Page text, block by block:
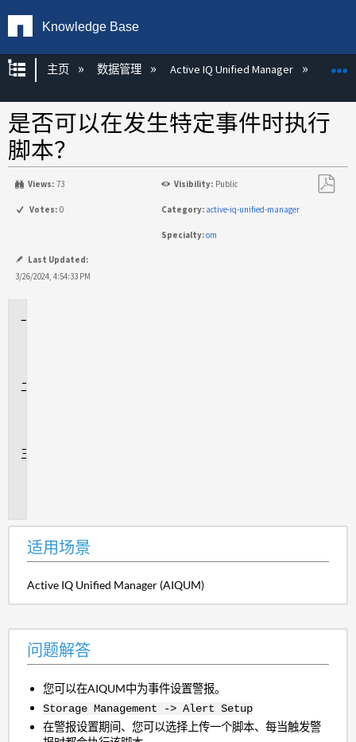
Knowledge Base
扩展/隐缩全局层次
主页 数据管理 Active IQ Unified Manager
是否可以在发生特定事件时执行
脚本？
Views: 73 Visibility: Public
Votes: 0 Category: active-iq-unified-manager
Specialty:om
Last Updated:
3/26/2024, 4:54:33 PM
适用场景
Active IQ Unified Manager (AIQUM)
问题解答
您可以在AIQUM中为事件设置警报。
Storage Management -> Alert Setup
在警报设置期间、您可以选择上传一个脚本、每当触发警